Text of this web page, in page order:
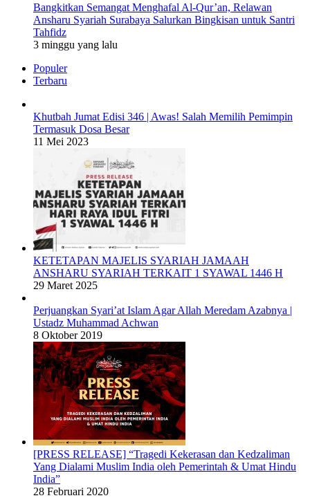
Bangkitkan Semangat Menghafal Al-Qur’an, Relawan
Ansharu Syariah Surabaya Salurkan Bingkisan untuk Santri
Tahfidz
3 minggu yang lalu
Populer
Terbaru
Khutbah Jumat Edisi 346 | Awas! Salah Memilih Pemimpin
Termasuk Dosa Besar
11 Mei 2023
KETETAPAN MAJELIS SYARIAH JAMAAH
ANSHARU SYARIAH TERKAIT 1 SYAWAL 1446 H
29 Maret 2025
Perjuangkan Syari’at Islam Agar Allah Meredam Azabnya |
Ustadz Muhammad Achwan
8 Oktober 2019
[PRESS RELEASE] “Tragedi Kekerasan dan Kedzaliman
Yang Dialami Muslim India oleh Pemerintah & Umat Hindu
India”
28 Februari 2020